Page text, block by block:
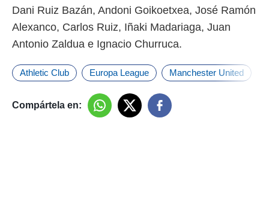
Dani Ruiz Bazán, Andoni Goikoetxea, José Ramón
Alexanco, Carlos Ruiz, Iñaki Madariaga, Juan
Antonio Zaldua e Ignacio Churruca.
Athletic Club Europa League Manchester United
Compártela en: